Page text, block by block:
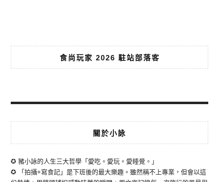
食尚玩家 2026 駐站部落客
關於小詠
✪ 豬小詠的人生三大哲學「愛吃。愛玩。愛睡覺。」
✪ 「拍攝+寫食記」是下班後的最大樂趣。雖然稱不上專業，但會以這